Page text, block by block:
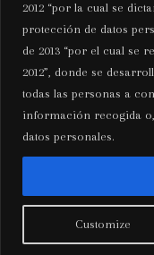
2012 “por la cual se
protección de datos
de 2013 “por el cual se
2012”, donde se
todas las personas a
información recogida
datos personales.
Customize
Úplný
kasinem:
bezpečně
2026